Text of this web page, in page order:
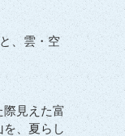
、雲・空
際見えた富
、夏らし